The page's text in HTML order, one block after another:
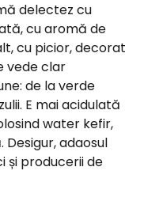
delectez cu
cu aromă de
cu picior, decorat
vede clar
de la verde
E mai acidulată
water kefir,
adaosul
și producerii de